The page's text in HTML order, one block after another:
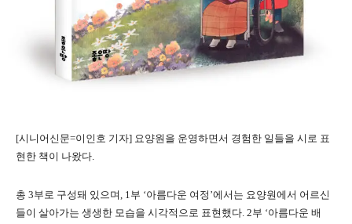
[시니어신문=이인호 기자] 요양원을 운영하면서 경험한 일들을 시로 표
현한 책이 나왔다.
총 3부로 구성돼 있으며, 1부 ‘아름다운 여정’에서는 요양원에서 어르신
들이 살아가는 생생한 모습을 시각적으로 표현했다. 2부 ‘아름다운 배